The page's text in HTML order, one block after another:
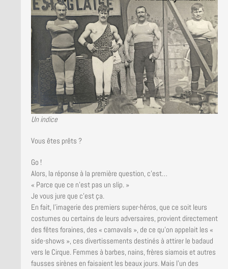
Un indice
Vous êtes prêts ?
Go !
Alors, la réponse à la première question, c’est…
« Parce que ce n’est pas un slip. »
Je vous jure que c’est ça.
En fait, l’imagerie des premiers super-héros, que ce soit leurs
costumes ou certains de leurs adversaires, provient directement
des fêtes foraines, des « carnavals », de ce qu’on appelait les «
side-shows », ces divertissements destinés à attirer le badaud
vers le Cirque. Femmes à barbes, nains, frères siamois et autres
fausses sirènes en faisaient les beaux jours. Mais l’un des